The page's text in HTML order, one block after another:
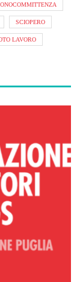
SCIOPERO
LAVORO